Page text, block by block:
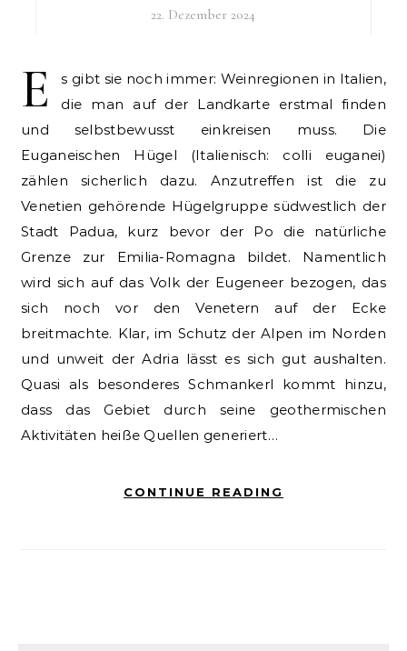
22. Dezember 2024
E
s gibt sie noch immer: Weinregionen in Italien,
die man auf der Landkarte erstmal finden
und selbstbewusst einkreisen muss. Die
Euganeischen Hügel (Italienisch: colli euganei)
zählen sicherlich dazu. Anzutreffen ist die zu
Venetien gehörende Hügelgruppe südwestlich der
Stadt Padua, kurz bevor der Po die natürliche
Grenze zur Emilia-Romagna bildet. Namentlich
wird sich auf das Volk der Eugeneer bezogen, das
sich noch vor den Venetern auf der Ecke
breitmachte. Klar, im Schutz der Alpen im Norden
und unweit der Adria lässt es sich gut aushalten.
Quasi als besonderes Schmankerl kommt hinzu,
dass das Gebiet durch seine geothermischen
Aktivitäten heiße Quellen generiert…
CONTINUE READING